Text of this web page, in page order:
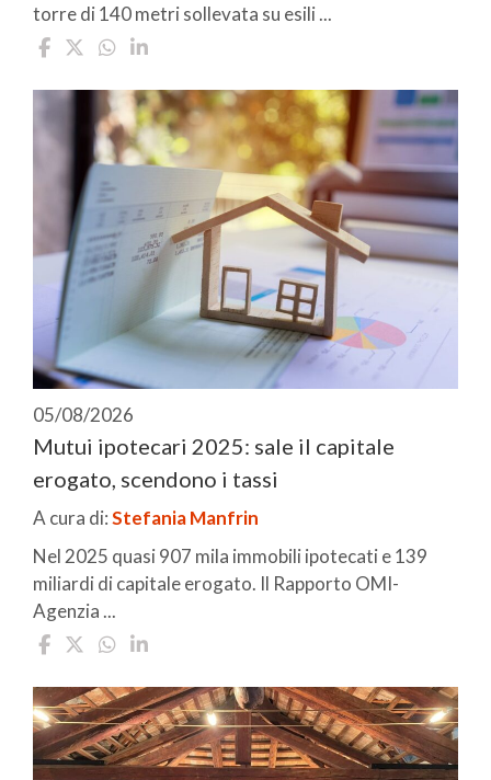
torre di 140 metri sollevata su esili ...
05/08/2026
Mutui ipotecari 2025: sale il capitale
erogato, scendono i tassi
A cura di:Stefania Manfrin
Nel 2025 quasi 907 mila immobili ipotecati e 139
miliardi di capitale erogato. Il Rapporto OMI-
Agenzia ...